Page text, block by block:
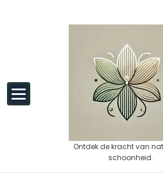
Ontdek de kracht van
schoonheid.